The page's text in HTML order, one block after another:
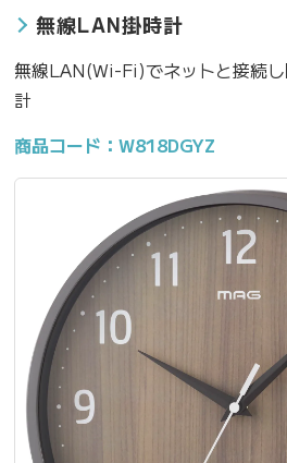
無線LAN掛時計
無線LAN(Wi-Fi)でネットと接続
計
商品コード：W818DGYZ